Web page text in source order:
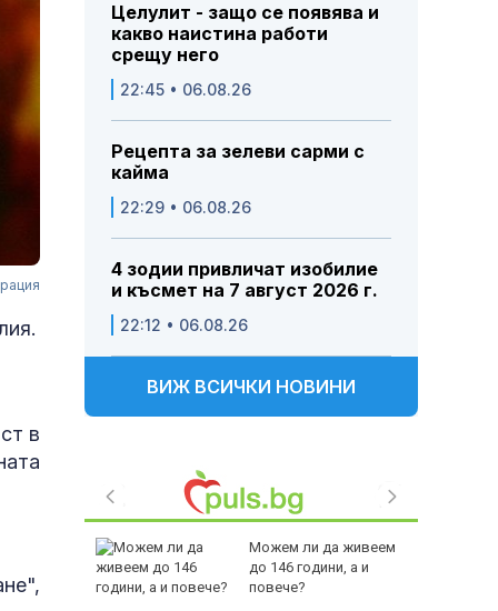
в
Целулит - защо се появява и
какво наистина работи
срещу него
22:45 • 06.08.26
Рецепта за зелеви сарми с
кайма
22:29 • 06.08.26
4 зодии привличат изобилие
и късмет на 7 август 2026 г.
22:12 • 06.08.26
ВИЖ ВСИЧКИ НОВИНИ
Можем ли да живеем
до 146 години, а и
повече?